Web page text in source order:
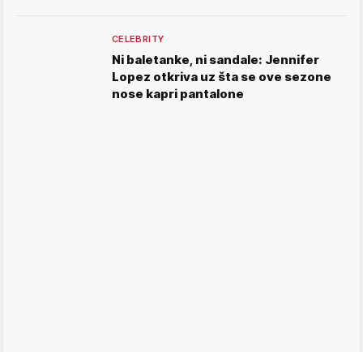
CELEBRITY
Ni baletanke, ni sandale: Jennifer
Lopez otkriva uz šta se ove sezone
nose kapri pantalone